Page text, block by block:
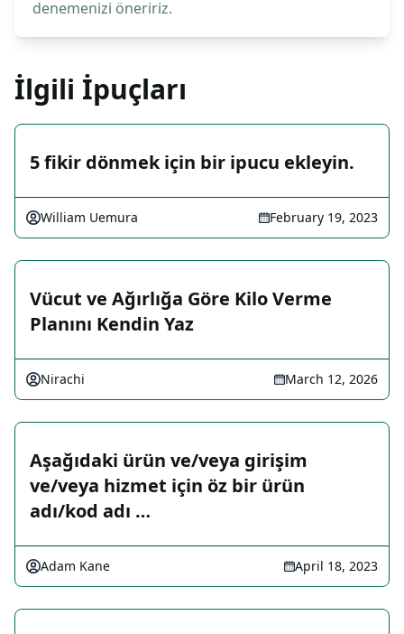
denemenizi öneririz.
İlgili İpuçları
5 fikir dönmek için bir ipucu ekleyin.
William Uemura February 19, 2023
Vücut ve Ağırlığa Göre Kilo Verme
Planını Kendin Yaz
Nirachi March 12, 2026
Aşağıdaki ürün ve/veya girişim
ve/veya hizmet için öz bir ürün
adı/kod adı …
Adam Kane April 18, 2023